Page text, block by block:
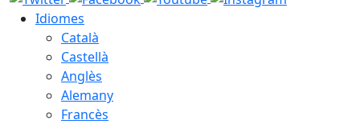
Idiomes
Català
Castellà
Anglès
Alemany
Francès